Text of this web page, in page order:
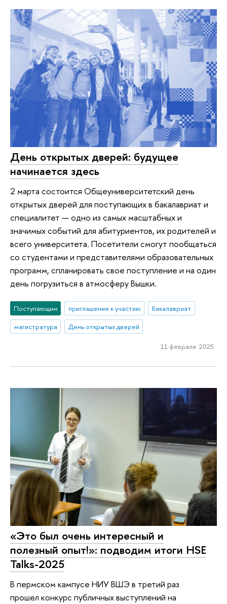
День открытых дверей: будущее
начинается здесь
2 марта состоится Общеуниверситетский день
открытых дверей для поступающих в бакалавриат и
специалитет — одно из самых масштабных и
значимых событий для абитуриентов, их родителей и
всего университета. Посетители смогут пообщаться
со студентами и представителями образовательных
программ, спланировать свое поступление и на один
день погрузиться в атмосферу Вышки.
Поступающим приглашение к участию
бакалавриат
магистратура
День открытых дверей
11 февраля 2025
«Это был очень интересный и
полезный опыт!»: подводим итоги HSE
Talks-2025
В пермском кампусе НИУ ВШЭ в третий раз
прошел конкурс публичных выступлений на